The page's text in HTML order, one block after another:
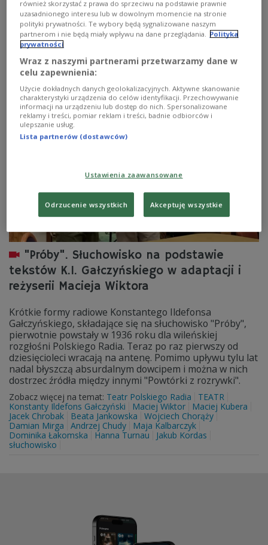
małych satyrycznych form radiowych Konstantego
Ildefonsa Gałczyńskiego. To był rok 120. urodzin poety
(urodził się 23 stycznia 1905).
Zobacz więcej na temat:
Teatr Polskiego Radia
Konstanty Ildefons Gałczyński
Krzysztof Michalski
Barbara Marcinik
Wojciech Dorosz
Maciej Wiktor Maciej Kubera
Wojciech Chorąży
Damian Mirga
Andrzej Chudy
Maja Kalbarczyk
Dominika Łakomska
Hanna Turnau
Jakub Kordas Trójka
"Próby". Słuchowisko na podstawie
tekstów K.I. Gałczyńskiego w adaptacji i
reżyserii Macieja Wiktora
Krótkie formy radiowe Konstantego Ildefonsa
Gałczyńskiego, składające się na słuchowisko "Próby",
pierwotnie powstały w 1936 roku dla wileńskiej
rozgłośni Polskiego Radia. Teraz po raz pierwszy od
dziesięcioleci wracają na antenę. Pomimo upływu tylu lat
nadal błyszczą absurdalnym dowcipem i można w nich
dostrzec źródła między innymi "Powtórki z rozrywki".
Zobacz więcej na temat: Teatr Polskiego Radia
TEATR
Konstanty Ildefons Gałczyński
Maciej Wiktor
Maciej Kubera
Jacek Chrobak
Beata Jankowska
Wojciech Chorąży
Damian Mirga
Andrzej Chudy
Maja Kalbarczyk
Dominika Łakomska
Hanna Turnau
Jakub Kordas
słuchowisko
również skorzystać z prawa do sprzeciwu na podstawie prawnie
uzasadnionego interesu lub w dowolnym momencie na stronie
polityki prywatności. Te wybory będą sygnalizowane naszym
partnerom i nie będą miały wpływu na dane przeglądania. Polityka
prywatności
Wraz z naszymi partnerami przetwarzamy dane w
celu zapewnienia:
Użycie dokładnych danych geolokalizacyjnych. Aktywne skanowanie
charakterystyki urządzenia do celów identyfikacji. Przechowywanie
informacji na urządzeniu lub dostęp do nich. Spersonalizowane
reklamy i treści, pomiar reklam i treści, badnie odbiorców i
ulepszanie usług.
Lista partnerów (dostawców)
Ustawienia zaawansowane
Odrzucenie wszystkich Akceptuję wszystkie